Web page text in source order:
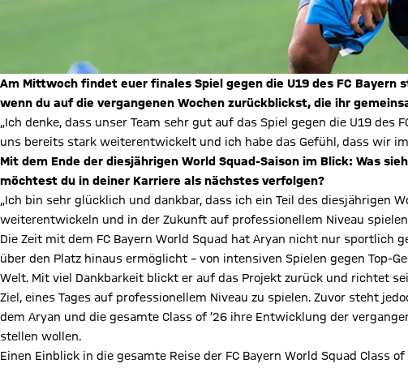
Am Mittwoch findet euer finales Spiel gegen die U19 des FC
wenn du auf die vergangenen Wochen zurückblickst, die ihr
„Ich denke, dass unser Team sehr gut auf das Spiel gegen die U19
uns bereits stark weiterentwickelt und ich habe das Gefühl, dass wir
Mit dem Ende der diesjährigen World Squad-Saison im Blick: Was
möchtest du in deiner Karriere als nächstes verfolgen?
„Ich bin sehr glücklich und dankbar, dass ich ein Teil des diesjährigen
weiterentwickeln und in der Zukunft auf professionellem Niveau spielen
Die Zeit mit dem FC Bayern World Squad hat Aryan nicht nur
über den Platz hinaus ermöglicht – von intensiven Spielen gegen Top-
Welt. Mit viel Dankbarkeit blickt er auf das Projekt zurück und richtet
Ziel, eines Tages auf professionellem Niveau zu spielen. Zuvor steht
dem Aryan und die gesamte Class of ’26 ihre Entwicklung der
stellen wollen.
Einen Einblick in die gesamte Reise der FC Bayern World Squad Class